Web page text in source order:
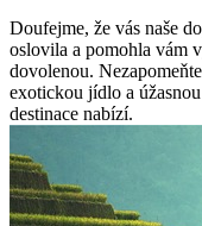
Doufejme, že vás naše
oslovila a pomohla vám
dovolenou.
exotickou jídlo a
destinace nabízí.